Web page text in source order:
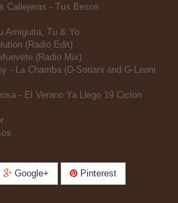
Callejeras - Tus Besos
Amiguita, Tu & Yo
(Radio Edit)
(Radio Mix)
- La Chamba (D-Soriani and G-Leoni
- El Verano Ya Llego 19 Ciclon
Google+ Pinterest